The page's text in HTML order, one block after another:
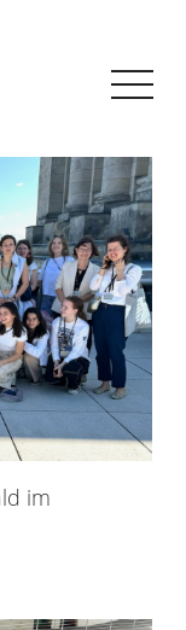
im